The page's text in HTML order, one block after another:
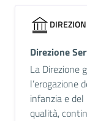
Direzione
La Direzione
l’erogazione
infanzia e
qualità,